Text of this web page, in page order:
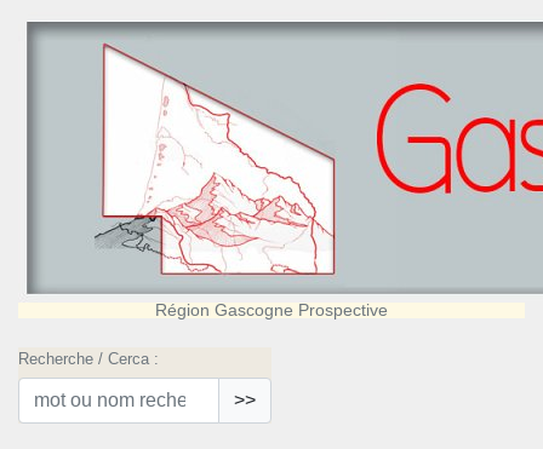
Région Gascogne Prospective
Recherche / Cerca :
>>